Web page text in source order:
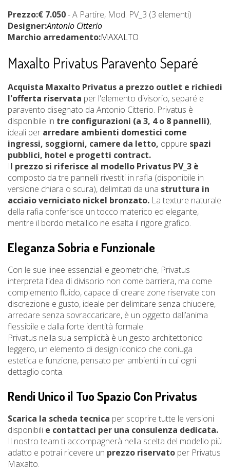
Prezzo:€ 7.050- A Partire, Mod. PV_3 (3 elementi)
Designer:Antonio Citterio
Marchio arredamento:MAXALTO
Maxalto Privatus Paravento Separé
Acquista Maxalto Privatus a prezzo outlet e richiedi
l'offerta riservata per l'elemento divisorio, separé e
paravento disegnato da Antonio Citterio. Privatus è
disponibile in tre configurazioni (a 3, 4 o 8 pannelli),
ideali per arredare ambienti domestici come
ingressi, soggiorni, camere da letto, oppure spazi
pubblici, hotel e progetti contract.
Il prezzo si riferisce al modello Privatus PV_3 è
composto da tre pannelli rivestiti in rafia (disponibile in
versione chiara o scura), delimitati da una struttura in
acciaio verniciato nickel bronzato. La texture naturale
della rafia conferisce un tocco materico ed elegante,
mentre il bordo metallico ne esalta il rigore grafico.
Eleganza Sobria e Funzionale
Con le sue linee essenziali e geometriche, Privatus
interpreta l’idea di divisorio non come barriera, ma come
complemento fluido, capace di creare zone riservate con
discrezione e gusto, ideale per delimitare senza chiudere,
arredare senza sovraccaricare, è un oggetto dall’anima
flessibile e dalla forte identità formale.
Privatus nella sua semplicità è un gesto architettonico
leggero, un elemento di design iconico che coniuga
estetica e funzione, pensato per ambienti in cui ogni
dettaglio conta.
Rendi Unico il Tuo Spazio Con Privatus
Scarica la scheda tecnica per scoprire tutte le versioni
disponibili e contattaci per una consulenza dedicata.
Il nostro team ti accompagnerà nella scelta del modello più
adatto e potrai ricevere un prezzo riservato per Privatus
Maxalto.